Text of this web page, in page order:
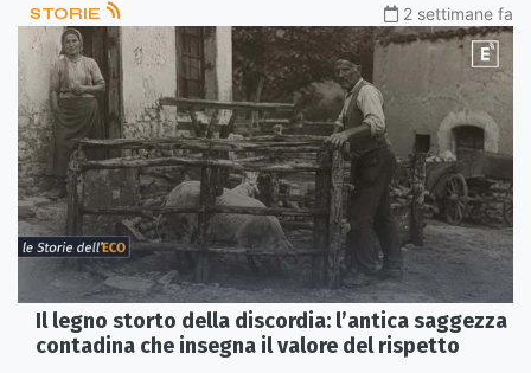
STORIE 2 settimane fa
Il legno storto della discordia: l’antica saggezza
contadina che insegna il valore del rispetto